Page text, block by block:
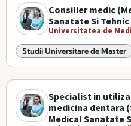
Consilier medic
Sanatate Si Tehnic
Universitatea de
Studii Universitare de Master
Specialist in
medicina dentara
Medical Sanatate